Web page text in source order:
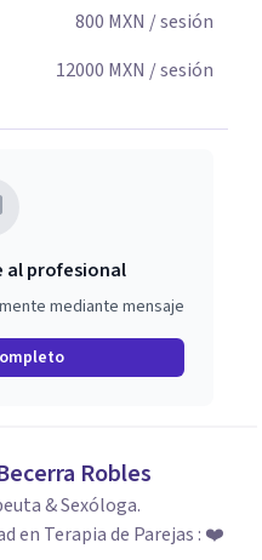
800 MXN / sesión
12000 MXN / sesión
al profesional
mediante mensaje
Robles
& Sexóloga.
en Terapia de Parejas : ❤️